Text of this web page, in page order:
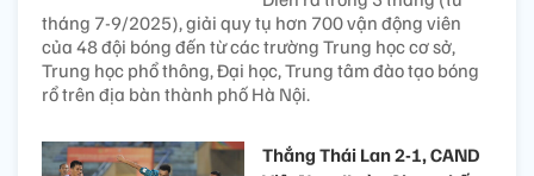
tháng 7-9/2025), giải quy tụ hơn 700 vận động viên
của 48 đội bóng đến từ các trường Trung học cơ sở,
Trung học phổ thông, Đại học, Trung tâm đào tạo bóng
rổ trên địa bàn thành phố Hà Nội.
Thắng Thái Lan 2-1, CAND